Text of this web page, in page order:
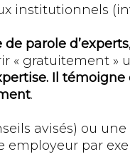
institutionnels
de parole d’experts
« gratuitement
Il témoigne
.
avisés) ou
employeur par